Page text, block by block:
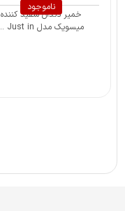
ناموجود
خمیر دندان سفید کننده
میسویک مدل Just in ...